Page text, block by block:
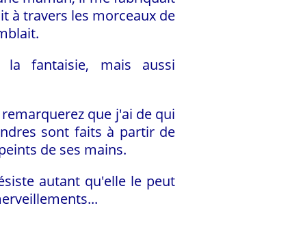
à travers les morceaux de
fantaisie, mais aussi
que j'ai de qui
sont faits à partir de
de ses mains.
autant qu'elle le peut